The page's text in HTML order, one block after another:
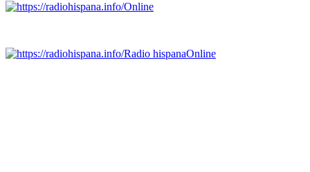
Online
Radio hispanaOnline